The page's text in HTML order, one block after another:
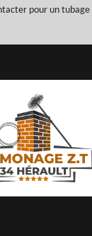
pour un tubage